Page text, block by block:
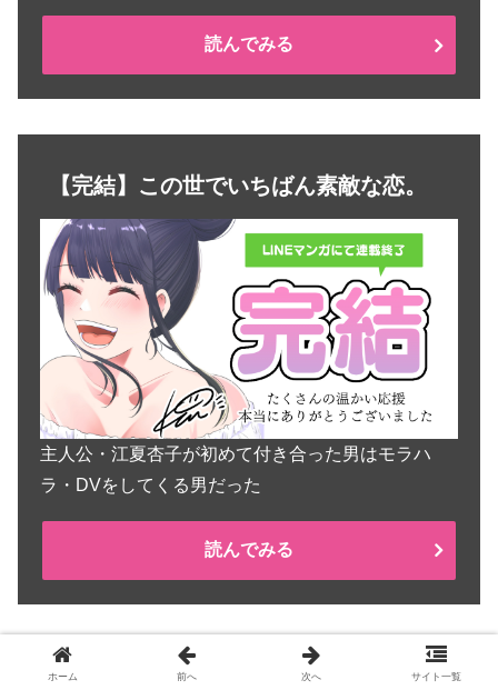
読んでみる
【完結】この世でいちばん素敵な恋。
主人公・江夏杏子が初めて付き合った男はモラハ
ラ・DVをしてくる男だった
読んでみる
ホーム 前へ 次へ サイト一覧